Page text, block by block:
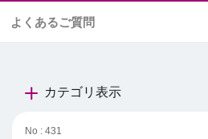
よくあるご質問
カテゴリ表示
No : 431